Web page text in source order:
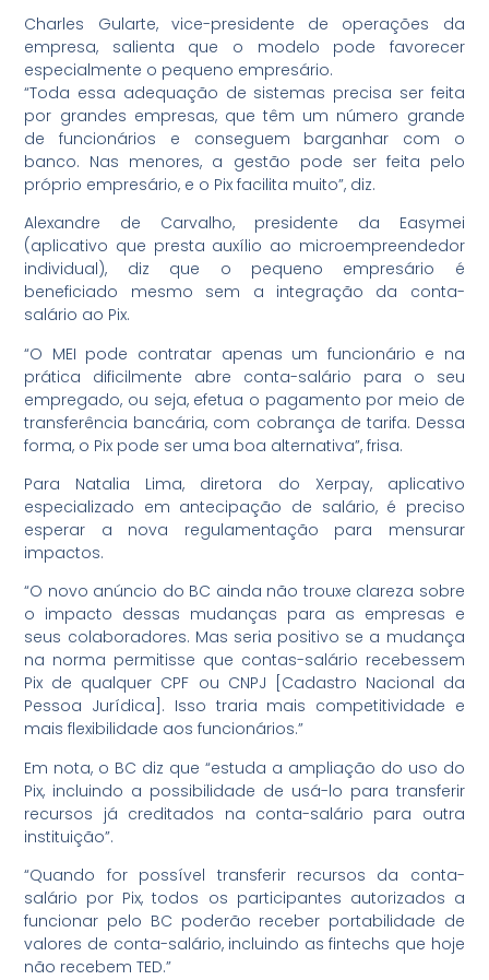
Charles Gularte, vice-presidente de operações da
empresa, salienta que o modelo pode favorecer
especialmente o pequeno empresário.
“Toda essa adequação de sistemas precisa ser feita
por grandes empresas, que têm um número grande
de funcionários e conseguem barganhar com o
banco. Nas menores, a gestão pode ser feita pelo
próprio empresário, e o Pix facilita muito”, diz.
Alexandre de Carvalho, presidente da Easymei
(aplicativo que presta auxílio ao microempreendedor
individual), diz que o pequeno empresário é
beneficiado mesmo sem a integração da conta-
salário ao Pix.
“O MEI pode contratar apenas um funcionário e na
prática dificilmente abre conta-salário para o seu
empregado, ou seja, efetua o pagamento por meio de
transferência bancária, com cobrança de tarifa. Dessa
forma, o Pix pode ser uma boa alternativa”, frisa.
Para Natalia Lima, diretora do Xerpay, aplicativo
especializado em antecipação de salário, é preciso
esperar a nova regulamentação para mensurar
impactos.
“O novo anúncio do BC ainda não trouxe clareza sobre
o impacto dessas mudanças para as empresas e
seus colaboradores. Mas seria positivo se a mudança
na norma permitisse que contas-salário recebessem
Pix de qualquer CPF ou CNPJ [Cadastro Nacional da
Pessoa Jurídica]. Isso traria mais competitividade e
mais flexibilidade aos funcionários.”
Em nota, o BC diz que “estuda a ampliação do uso do
Pix, incluindo a possibilidade de usá-lo para transferir
recursos já creditados na conta-salário para outra
instituição”.
“Quando for possível transferir recursos da conta-
salário por Pix, todos os participantes autorizados a
funcionar pelo BC poderão receber portabilidade de
valores de conta-salário, incluindo as fintechs que hoje
não recebem TED.”